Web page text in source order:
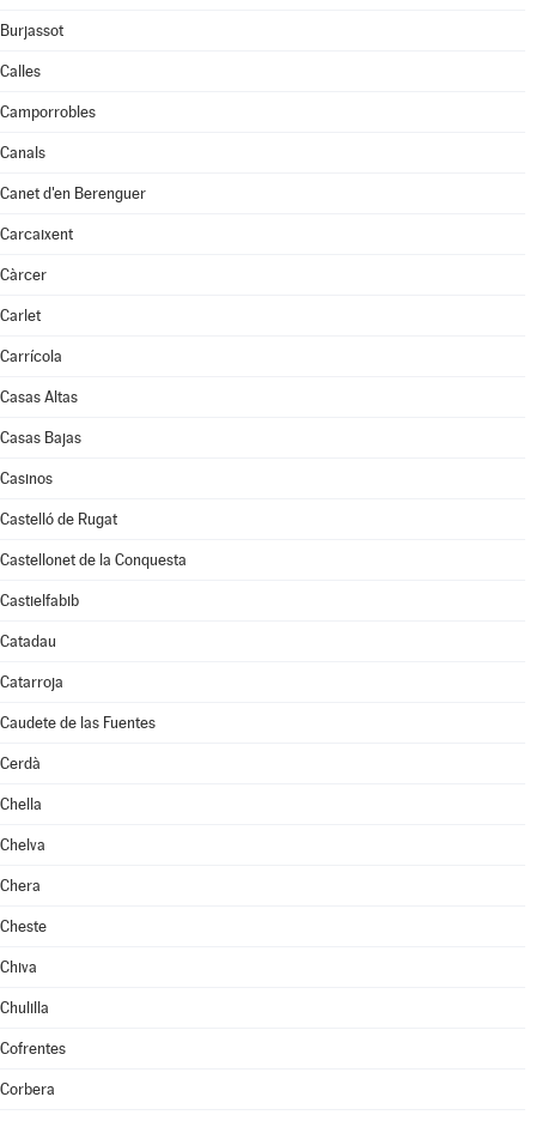
Burjassot
Calles
Camporrobles
Canals
Canet d'en Berenguer
Carcaixent
Càrcer
Carlet
Carrícola
Casas Altas
Casas Bajas
Casinos
Castelló de Rugat
Castellonet de la Conquesta
Castielfabib
Catadau
Catarroja
Caudete de las Fuentes
Cerdà
Chella
Chelva
Chera
Cheste
Chiva
Chulilla
Cofrentes
Corbera